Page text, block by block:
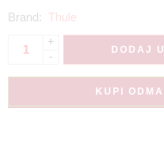
Brand: Thule
+
-
DODAJ
KUPI